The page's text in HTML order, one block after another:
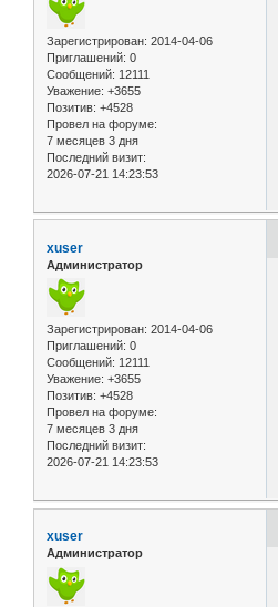
Зарегистрирован: 2014-04-06
Приглашений: 0
Сообщений: 12111
Уважение: +3655
Позитив: +4528
Провел на форуме:
7 месяцев 3 дня
Последний визит:
2026-07-21 14:23:53
xuser
Администратор
Зарегистрирован: 2014-04-06
Приглашений: 0
Сообщений: 12111
Уважение: +3655
Позитив: +4528
Провел на форуме:
7 месяцев 3 дня
Последний визит:
2026-07-21 14:23:53
xuser
Администратор